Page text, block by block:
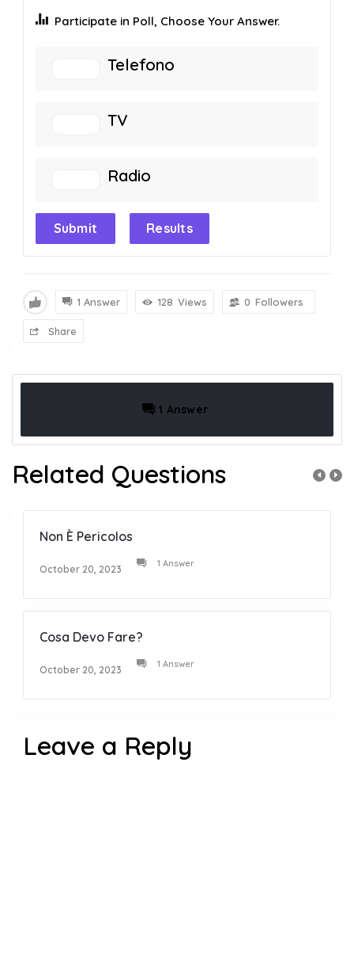
Participate in Poll, Choose Your Answer.
Telefono
TV
Radio
Submit Results
1 Answer 128 Views 0 Followers
Share
1 Answer
Related Questions
Non È Pericolos
October 20, 2023 1 Answer
Cosa Devo Fare?
October 20, 2023 1 Answer
Leave a Reply